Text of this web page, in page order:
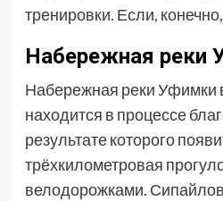
тренировки. Если,
Набережная реки
Набережная реки Уфимки
находится в процессе
результате которого
трёхкилометровая
велодорожками.